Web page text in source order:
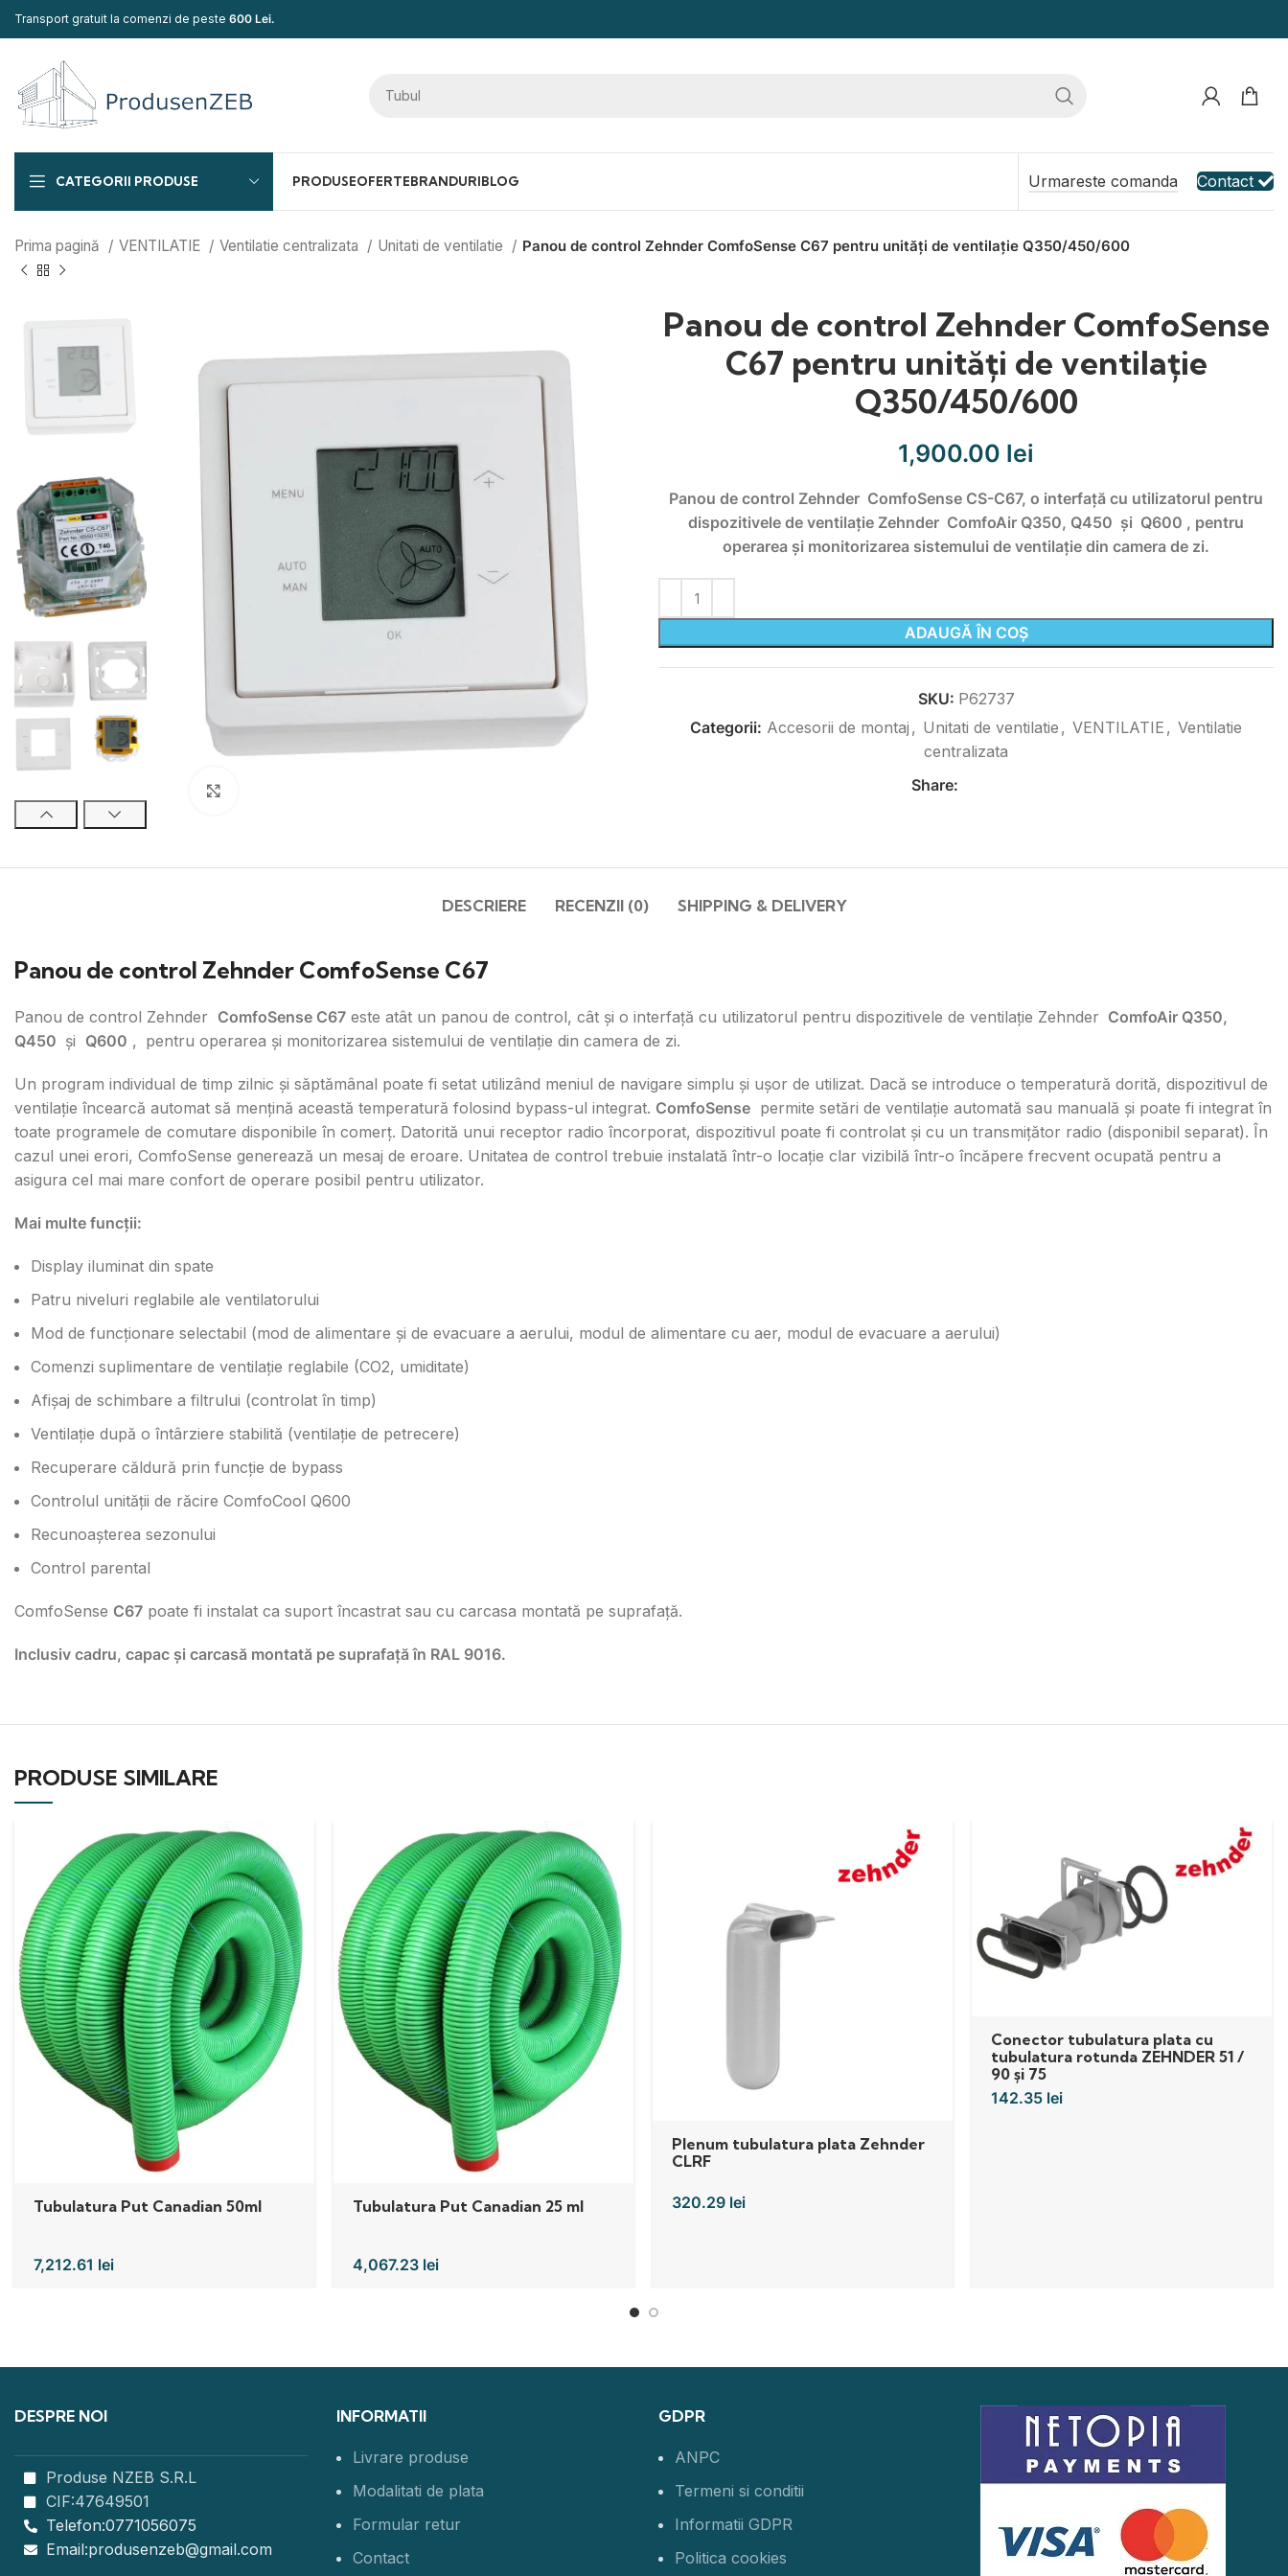
Transport gratuit la comenzi de peste 600 Lei.
CATEGORII PRODUSE PRODUSEOFERTEBRANDURIBLOG Urmareste comanda Contact
Prima pagină VENTILATIE Ventilatie centralizata Unitati de ventilatie Panou de control Zehnder ComfoSense C67 pentru unități de ventilație Q350/450/600
Panou de control Zehnder ComfoSense
C67 pentru unități de ventilație
Q350/450/600
1,900.00 lei
Panou de control Zehnder ComfoSense CS-C67, o interfață cu utilizatorul pentru
dispozitivele de ventilație Zehnder ComfoAir Q350, Q450 și Q600 , pentru
operarea și monitorizarea sistemului de ventilație din camera de zi.
ADAUGĂ ÎN COȘ
SKU: P62737
Categorii: Accesorii de montaj , Unitati de ventilatie , VENTILATIE , Ventilatie
centralizata
Share:
DESCRIERE RECENZII (0) SHIPPING & DELIVERY
Panou de control Zehnder ComfoSense C67
Panou de control Zehnder ComfoSense C67 este atât un panou de control, cât și o interfață cu utilizatorul pentru dispozitivele de ventilație Zehnder ComfoAir Q350,
Q450 și Q600 , pentru operarea și monitorizarea sistemului de ventilație din camera de zi.
Un program individual de timp zilnic și săptămânal poate fi setat utilizând meniul de navigare simplu și ușor de utilizat. Dacă se introduce o temperatură dorită, dispozitivul de
ventilație încearcă automat să mențină această temperatură folosind bypass-ul integrat. ComfoSense permite setări de ventilație automată sau manuală și poate fi integrat în
toate programele de comutare disponibile în comerț. Datorită unui receptor radio încorporat, dispozitivul poate fi controlat și cu un transmițător radio (disponibil separat). În
cazul unei erori, ComfoSense generează un mesaj de eroare. Unitatea de control trebuie instalată într-o locație clar vizibilă într-o încăpere frecvent ocupată pentru a
asigura cel mai mare confort de operare posibil pentru utilizator.
Mai multe funcții:
Display iluminat din spate
Patru niveluri reglabile ale ventilatorului
Mod de funcționare selectabil (mod de alimentare și de evacuare a aerului, modul de alimentare cu aer, modul de evacuare a aerului)
Comenzi suplimentare de ventilație reglabile (CO2, umiditate)
Afișaj de schimbare a filtrului (controlat în timp)
Ventilație după o întârziere stabilită (ventilație de petrecere)
Recuperare căldură prin funcție de bypass
Controlul unității de răcire ComfoCool Q600
Recunoașterea sezonului
Control parental
ComfoSense C67 poate fi instalat ca suport încastrat sau cu carcasa montată pe suprafață.
Inclusiv cadru, capac și carcasă montată pe suprafață în RAL 9016.
PRODUSE SIMILARE
Tubulatura Put Canadian 50ml
7,212.61 lei
Tubulatura Put Canadian 25 ml
4,067.23 lei
Plenum tubulatura plata Zehnder
CLRF
320.29 lei
Conector tubulatura plata cu
tubulatura rotunda ZEHNDER 51 /
90 și 75
142.35 lei
DESPRE NOI
Produse NZEB S.R.L
CIF:47649501
Telefon:0771056075
Email:produsenzeb@gmail.com
INFORMATII
Livrare produse
Modalitati de plata
Formular retur
Contact
GDPR
ANPC
Termeni si conditii
Informatii GDPR
Politica cookies